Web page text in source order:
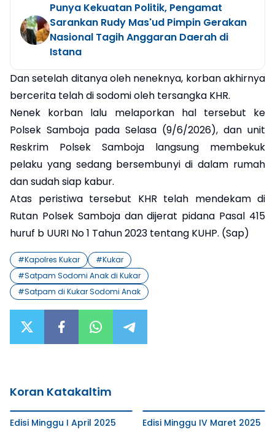
Punya Kekuatan Politik, Pengamat
Sarankan Rudy Mas'ud Pimpin Gerakan
Nasional Tagih Anggaran Daerah di
Istana
Dan setelah ditanya oleh neneknya, korban akhirnya
bercerita telah di sodomi oleh tersangka KHR.
Nenek korban lalu melaporkan hal tersebut ke
Polsek Samboja pada Selasa (9/6/2026), dan unit
Reskrim Polsek Samboja langsung membekuk
pelaku yang sedang bersembunyi di dalam rumah
dan sudah siap kabur.
Atas peristiwa tersebut KHR telah mendekam di
Rutan Polsek Samboja dan dijerat pidana Pasal 415
huruf b UURI No 1 Tahun 2023 tentang KUHP. (Sap)
#Kapolres Kukar #Kukar
#Satpam Sodomi Anak di Kukar
#Satpam di Kukar Sodomi Anak
Koran Katakaltim
Edisi Minggu I April 2025 Edisi Minggu IV Maret 2025